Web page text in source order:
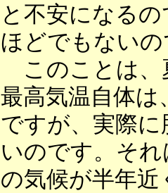
と不安になる
ほどでもない
このことは、
最高気温自体
ですが、実際
いのです。そ
の気候が半年